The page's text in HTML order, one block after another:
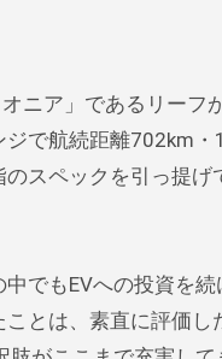
オニア」であるリーフ
ジで航続距離702km・
スペックを引っ提げ
中でもEVへの投資を
とは、素直に評価し